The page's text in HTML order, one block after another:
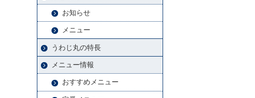
お知らせ
メニュー
うわじ丸の特長
メニュー情報
おすすめメニュー